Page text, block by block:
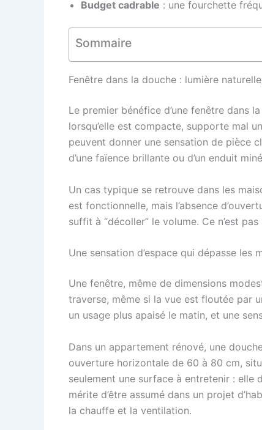
Budget cadrable : une fourchette
Sommaire
Fenêtre dans la douche : lumière
Le premier bénéfice d’une fenêtre dans
lorsqu’elle est compacte, supporte mal
peuvent donner une sensation de pièce
d’une faïence brillante ou d’un enduit
Un cas typique se retrouve dans les
est fonctionnelle, mais l’absence
suffit à “décoller” le volume. Ce n’est
Une sensation d’espace qui dépasse les
Une fenêtre, même de dimensions
traverse, même si la vue est floutée par
un usage plus apaisé le matin, et une
Dans un appartement rénové, une
ouverture horizontale de 60 à 80 cm,
seulement une surface à entretenir : elle
mérite d’être assumé dans un projet
la chauffe et la ventilation.